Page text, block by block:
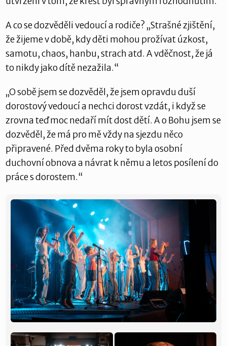
A co se dozvěděli vedoucí a rodiče? „Strašné zjištění,
že žijeme v době, kdy děti mohou prožívat úzkost,
samotu, chaos, hanbu, strach atd. A vděčnost, že já
to nikdy jako dítě nezažila.“
„O sobě jsem se dozvěděl, že jsem opravdu duší
dorostový vedoucí a nechci dorost vzdát, i když se
zrovna teď moc nedaří mít dost dětí. A o Bohu jsem se
dozvěděl, že má pro mě vždy na sjezdu něco
připravené. Před dvěma roky to byla osobní
duchovní obnova a návrat k němu a letos posílení do
práce s dorostem.“